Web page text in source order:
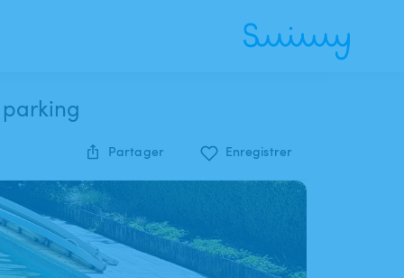
Partager Enregistrer